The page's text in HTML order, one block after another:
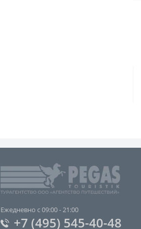
Ежедневно с 09:00 - 21:00
+7 (495) 545-40-48